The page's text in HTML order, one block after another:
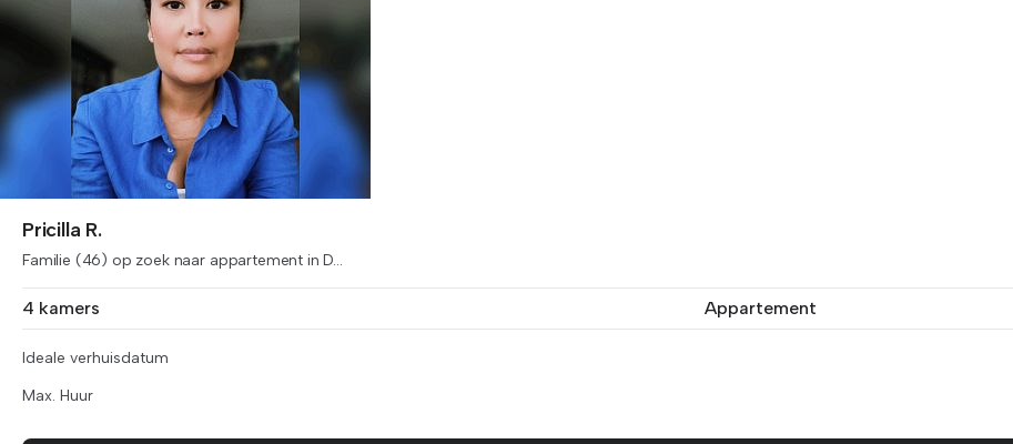
Pricilla R.
Familie (46) op zoek naar appartement in D...
4 kamers Appartement
Ideale verhuisdatum
Max. Huur